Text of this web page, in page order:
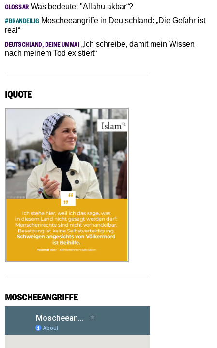
GLOSSAR Was bedeutet "Allahu akbar“?
#BRANDEILIGMoscheeangriffe in Deutschland: „Die Gefahr ist
real“
DEUTSCHLAND, DEINE UMMA! „Ich schreibe, damit mein Wissen
nach meinem Tod existiert“
IQUOTE
MOSCHEEANGRIFFE